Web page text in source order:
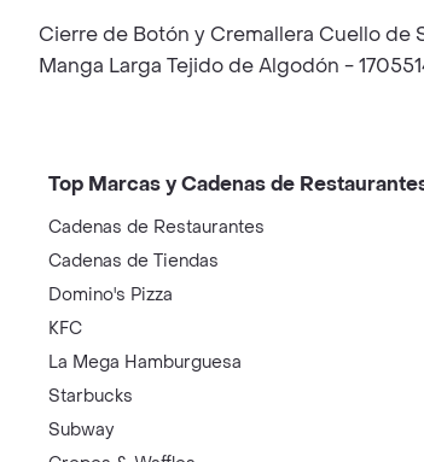
Cierre de Botón y Cremallera Cuello de
Manga Larga Tejido de Algodón -
Top Marcas y Cadenas de
Cadenas de Restaurantes
Cadenas de Tiendas
Domino's Pizza
KFC
La Mega Hamburguesa
Starbucks
Subway